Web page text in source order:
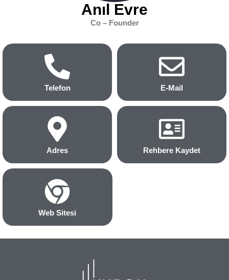
Anıl Evre
Co – Founder
Telefon E-Mail
Adres Rehbere Kaydet
Web Sitesi